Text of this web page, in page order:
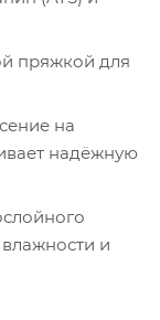
пряжкой для
на
надёжную
и